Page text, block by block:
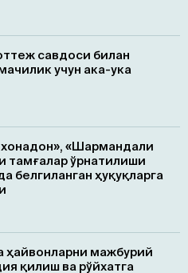
савдоси билан
учун ака-ука
«Шармандали
тамғалар ўрнатилиши
белгиланган ҳуқуқларга
ҳайвонларни мажбурий
қилиш ва рўйхатга